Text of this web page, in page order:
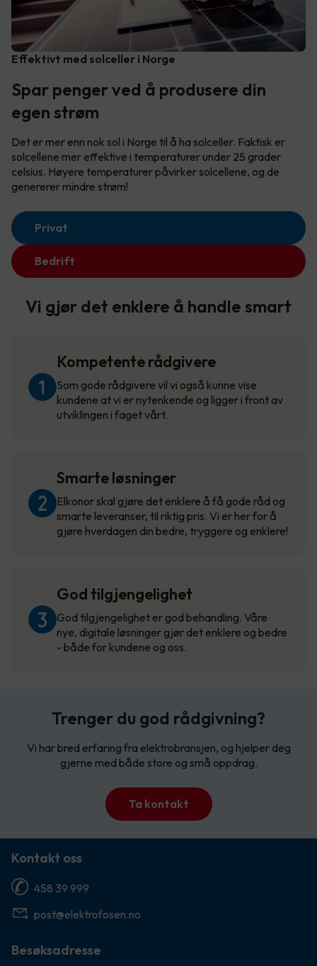
Effektivt med solceller i Norge
Spar penger ved å produsere din
egen strøm
Det er mer enn nok sol i Norge til å ha solceller. Faktisk er
solcellene mer effektive i temperaturer under 25 grader
celsius. Høyere temperaturer påvirker solcellene, og de
genererer mindre strøm!
Privat
Bedrift
Vi gjør det enklere å handle smart
Kompetente rådgivere
Som gode rådgivere vil vi også kunne vise
kundene at vi er nytenkende og ligger i front av
utviklingen i faget vårt.
Smarte løsninger
Elkonor skal gjøre det enklere å få gode råd og
smarte leveranser, til riktig pris. Vi er her for å
gjøre hverdagen din bedre, tryggere og enklere!
God tilgjengelighet
God tilgjengelighet er god behandling. Våre
nye, digitale løsninger gjør det enklere og bedre
- både for kundene og oss.
Trenger du god rådgivning?
Vi har bred erfaring fra elektrobransjen, og hjelper deg
gjerne med både store og små oppdrag.
Ta kontakt
Kontakt oss
458 39 999
post@elektrofosen.no
Besøksadresse